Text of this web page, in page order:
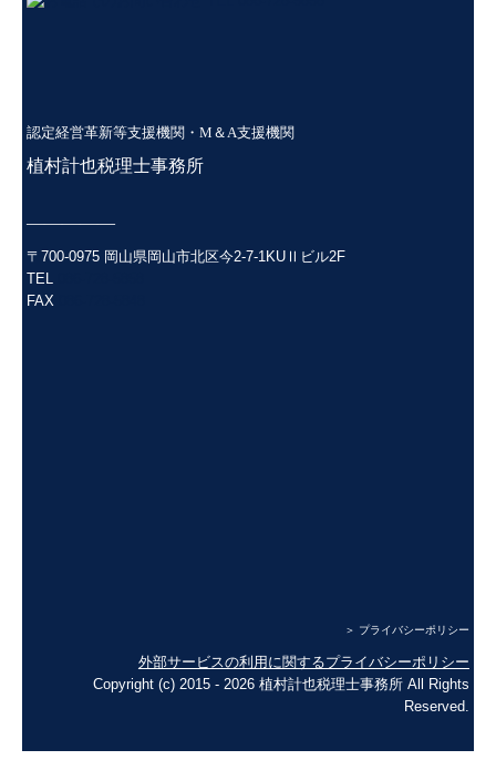
認定経営革新等支援機関・M＆A支援機関
植村計也税理士事務所
―――――
〒700-0975 岡山県岡山市北区今2-7-1KUⅡビル2F
TEL
FAX
＞ プライバシーポリシー
外部サービスの利用に関するプライバシーポリシー
Copyright (c) 2015 - 2026 植村計也税理士事務所 All Rights
Reserved.